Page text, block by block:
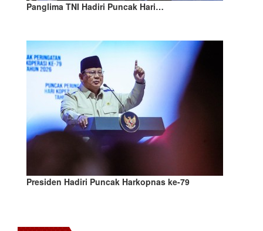
Panglima TNI Hadiri Puncak Hari…
Presiden Hadiri Puncak Harkopnas ke-79